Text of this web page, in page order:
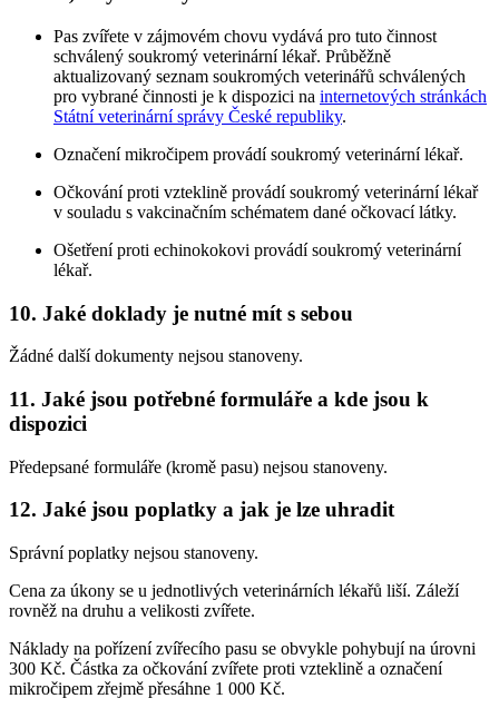
Pas zvířete v zájmovém chovu vydává pro tuto činnost
schválený soukromý veterinární lékař. Průběžně
aktualizovaný seznam soukromých veterinářů schválených
pro vybrané činnosti je k dispozici na internetových stránkách
Státní veterinární správy České republiky.
Označení mikročipem provádí soukromý veterinární lékař.
Očkování proti vzteklině provádí soukromý veterinární lékař
v souladu s vakcinačním schématem dané očkovací látky.
Ošetření proti echinokokovi provádí soukromý veterinární
lékař.
10. Jaké doklady je nutné mít s sebou
Žádné další dokumenty nejsou stanoveny.
11. Jaké jsou potřebné formuláře a kde jsou k
dispozici
Předepsané formuláře (kromě pasu) nejsou stanoveny.
12. Jaké jsou poplatky a jak je lze uhradit
Správní poplatky nejsou stanoveny.
Cena za úkony se u jednotlivých veterinárních lékařů liší. Záleží
rovněž na druhu a velikosti zvířete.
Náklady na pořízení zvířecího pasu se obvykle pohybují na úrovni
300 Kč. Částka za očkování zvířete proti vzteklině a označení
mikročipem zřejmě přesáhne 1 000 Kč.